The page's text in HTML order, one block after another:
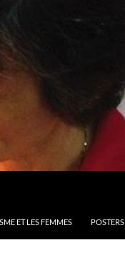
ET LES FEMMES POSTERS